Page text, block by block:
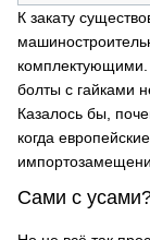
К закату
болты с гайками
Казалось бы,
когда
Сами с